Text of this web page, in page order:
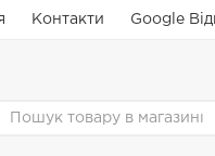
Контакти Google